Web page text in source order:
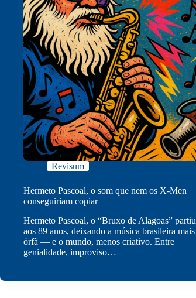
Revisum
Hermeto Pascoal, o som que nem os X-Men
conseguiriam copiar
Hermeto Pascoal, o “Bruxo de Alagoas” partiu
aos 89 anos, deixando a música brasileira mais
órfã — e o mundo, menos criativo. Entre
genialidade, improviso…